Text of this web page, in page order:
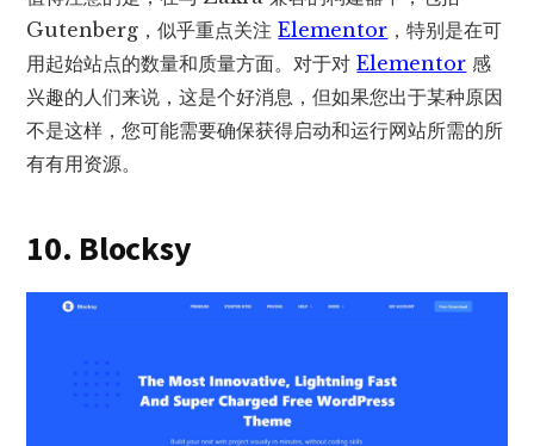
Gutenberg，似乎重点关注Elementor ，特别是在可
用起始站点的数量和质量方面。对于对Elementor 感
兴趣的人们来说，这是个好消息，但如果您出于某种原因
不是这样，您可能需要确保获得启动和运行网站所需的所
有有用资源。
10. Blocksy